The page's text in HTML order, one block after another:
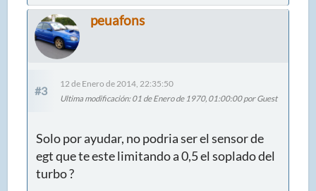
peuafons
#3
12 de Enero de 2014, 22:35:50
Ultima modificación: 01 de Enero de 1970, 01:00:00 por Guest
Solo por ayudar, no podria ser el sensor de
egt que te este limitando a 0,5 el soplado del
turbo ?